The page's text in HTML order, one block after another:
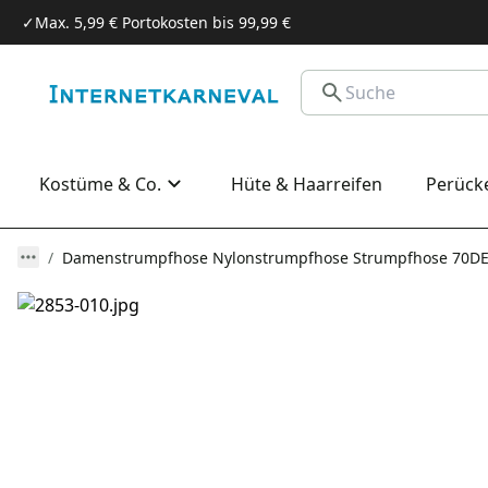
✓Max. 5,99 € Portokosten bis 99,99 €
Kostüme & Co. Hüte & Haarreifen
Damenstrumpfhose Nylonstrumpfhose Strumpfhose